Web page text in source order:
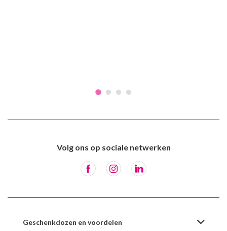
Volg ons op sociale netwerken
Geschenkdozen en voordelen